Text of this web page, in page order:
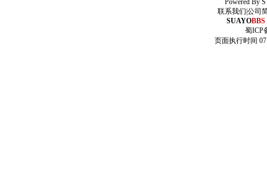
Powered By
联系我们 公司
SUAYOBBS
蜀ICP
页面执行时间